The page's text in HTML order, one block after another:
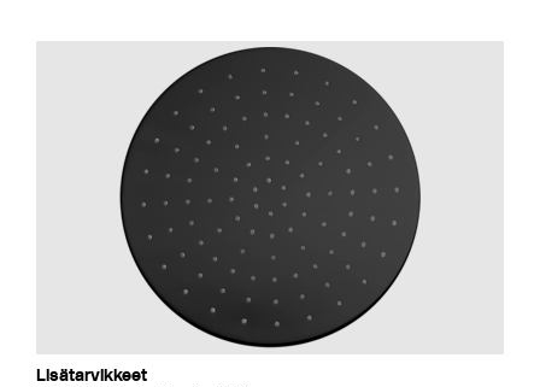
Lisätarvikkeet